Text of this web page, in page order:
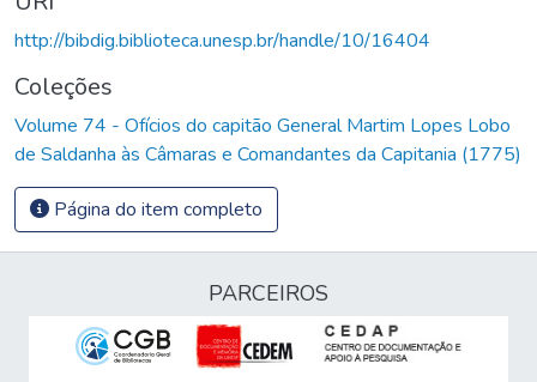
http://bibdig.biblioteca.unesp.br/handle/10/16404
Coleções
Volume 74 - Ofícios do capitão General Martim Lopes Lobo
de Saldanha às Câmaras e Comandantes da Capitania (1775)
Página do item completo
PARCEIROS